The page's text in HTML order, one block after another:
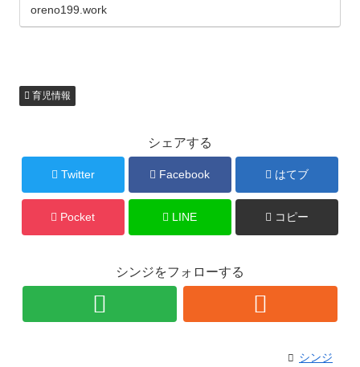
oreno199.work
育児情報
シェアする
Twitter Facebook はてブ
Pocket LINE コピー
シンジをフォローする
シンジ